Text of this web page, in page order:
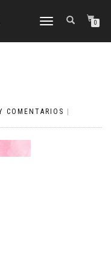
CAMBIAR
0
COMENTARIOS